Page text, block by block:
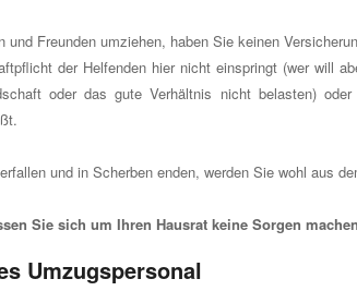
Freunden umziehen, haben Sie keinen
der Helfenden hier nicht einspringt (wer will
oder das gute Verhältnis nicht belasten)
und in Scherben enden, werden Sie wohl aus
Sie sich um Ihren Hausrat keine Sorgen
Umzugspersonal